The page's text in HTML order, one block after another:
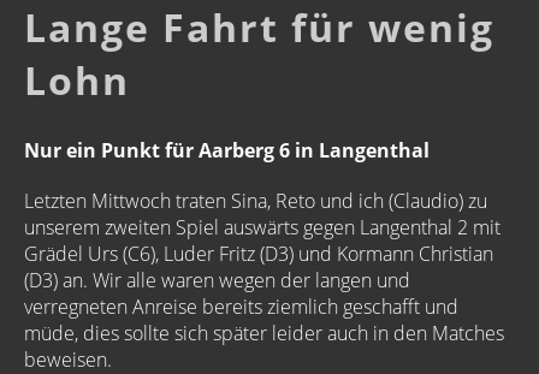
Lange Fahrt für wenig
Lohn
Nur ein Punkt für Aarberg 6 in Langenthal
Letzten Mittwoch traten Sina, Reto und ich (Claudio) zu
unserem zweiten Spiel auswärts gegen Langenthal 2 mit
Grädel Urs (C6), Luder Fritz (D3) und Kormann Christian
(D3) an. Wir alle waren wegen der langen und
verregneten Anreise bereits ziemlich geschafft und
müde, dies sollte sich später leider auch in den Matches
beweisen.